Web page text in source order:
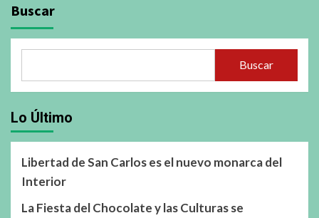
Buscar
Buscar
Lo Último
Libertad de San Carlos es el nuevo monarca del
Interior
La Fiesta del Chocolate y las Culturas se